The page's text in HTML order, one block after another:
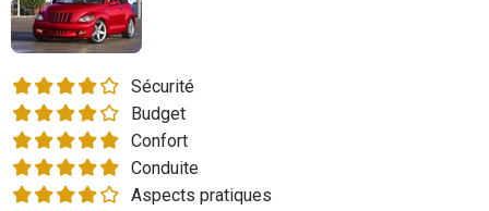
Flottes
Services
Forum
Sécurité
Budget
Confort
Conduite
Aspects pratiques